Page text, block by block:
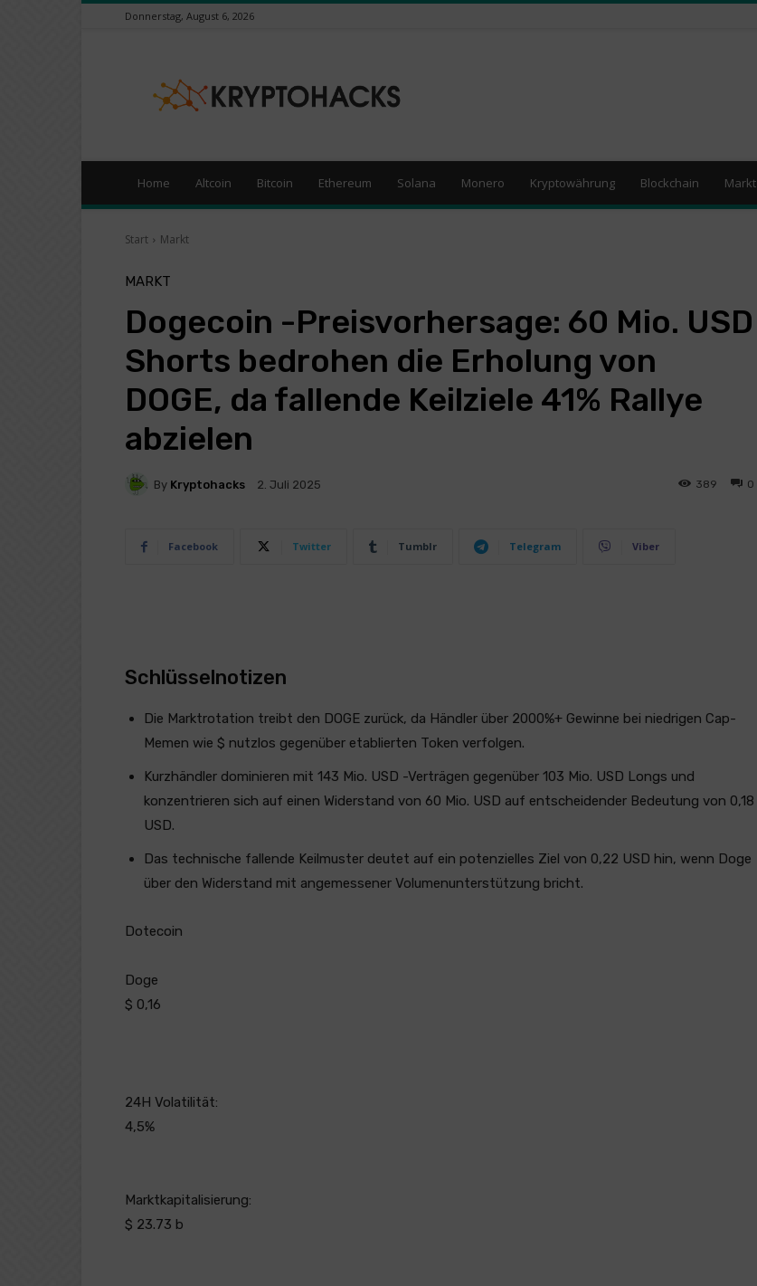
Donnerstag, August 6, 2026
–
Kryptowährungen
News
Portal
Home Altcoin Bitcoin Ethereum Solana Monero Kryptowährung Blockchain Markt
Start Markt
MARKT
Dogecoin -Preisvorhersage: 60 Mio. USD
Shorts bedrohen die Erholung von
DOGE, da fallende Keilziele 41% Rallye
abzielen
By Kryptohacks 2. Juli 2025 0
389
Facebook Twitter Tumblr Telegram Viber
Schlüsselnotizen
Die Marktrotation treibt den DOGE zurück, da Händler über 2000%+ Gewinne bei niedrigen Cap-
Memen wie $ nutzlos gegenüber etablierten Token verfolgen.
Kurzhändler dominieren mit 143 Mio. USD -Verträgen gegenüber 103 Mio. USD Longs und
konzentrieren sich auf einen Widerstand von 60 Mio. USD auf entscheidender Bedeutung von 0,18
USD.
Das technische fallende Keilmuster deutet auf ein potenzielles Ziel von 0,22 USD hin, wenn Doge
über den Widerstand mit angemessener Volumenunterstützung bricht.
Dotecoin
Doge
$ 0,16
24H Volatilität:
4,5%
Marktkapitalisierung:
$ 23.73 b